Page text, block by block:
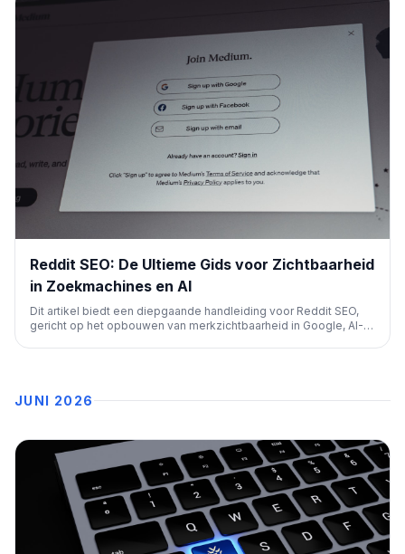
Reddit SEO: De Ultieme Gids voor Zichtbaarheid
in Zoekmachines en AI
Dit artikel biedt een diepgaande handleiding voor Reddit SEO,
gericht op het opbouwen van merkzichtbaarheid in Google, AI-
JUNI 2026